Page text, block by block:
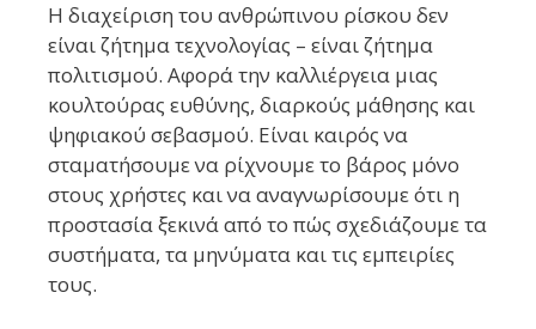
Η διαχείριση του ανθρώπινου ρίσκου δεν
είναι ζήτημα τεχνολογίας – είναι ζήτημα
πολιτισμού. Αφορά την καλλιέργεια μιας
κουλτούρας ευθύνης, διαρκούς μάθησης και
ψηφιακού σεβασμού. Είναι καιρός να
σταματήσουμε να ρίχνουμε το βάρος μόνο
στους χρήστες και να αναγνωρίσουμε ότι η
προστασία ξεκινά από το πώς σχεδιάζουμε τα
συστήματα, τα μηνύματα και τις εμπειρίες
τους.